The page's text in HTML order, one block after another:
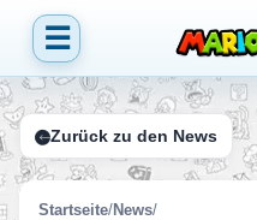
☰
Zurück zu den News
Startseite/News/